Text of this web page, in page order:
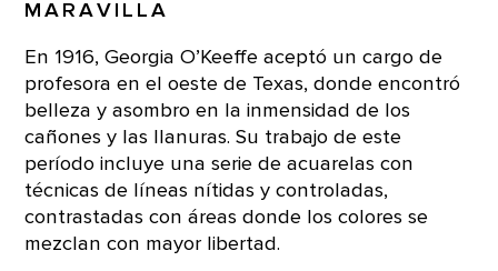
MARAVILLA
En 1916, Georgia O’Keeffe aceptó un cargo de
profesora en el oeste de Texas, donde encontró
belleza y asombro en la inmensidad de los
cañones y las llanuras. Su trabajo de este
período incluye una serie de acuarelas con
técnicas de líneas nítidas y controladas,
contrastadas con áreas donde los colores se
mezclan con mayor libertad.